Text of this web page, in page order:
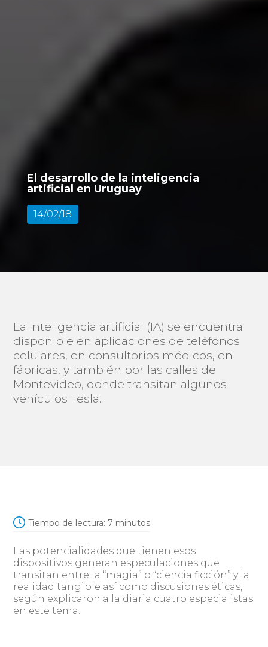
El desarrollo de la inteligencia
artificial en Uruguay
14/02/18
La inteligencia artificial (IA) se encuentra
disponible en aplicaciones de teléfonos
celulares, en consultorios médicos, en
fábricas, y también por las calles de
Montevideo, donde transitan algunos
vehículos Tesla.
Tiempo de lectura: 7 minutos
Las potencialidades que tienen esos
dispositivos generan especulaciones que
transitan entre la “magia” o “ciencia ficción” y la
realidad tangible así como discusiones éticas,
según explicaron a la diaria cuatro especialistas
en este tema.